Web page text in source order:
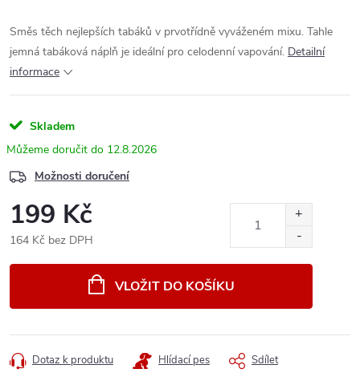
Směs těch nejlepších tabáků v prvotřídně vyváženém mixu. Tahle
jemná tabáková náplň je ideální pro celodenní vapování. Detailní
informace
Skladem
12.8.2026
Možnosti doručení
199 Kč
164 Kč bez DPH
VLOŽIT DO KOŠÍKU
Dotaz k produktu Hlídací pes Sdílet